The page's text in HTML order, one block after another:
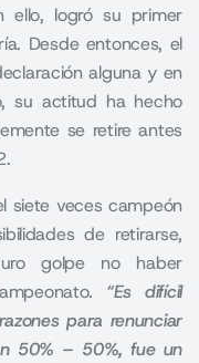
ello, logró su primer
Desde entonces, el
alguna y en
su actitud ha hecho
se retire antes
siete veces campeón
de retirarse,
golpe no haber
“Es difícil
para renunciar
50% – 50%, fue un